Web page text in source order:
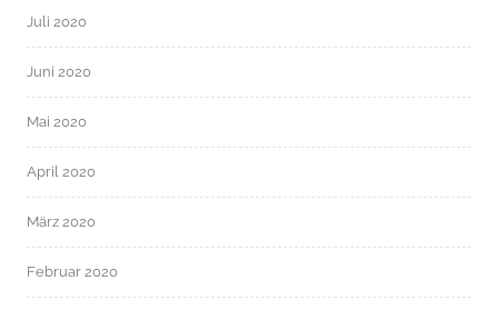
Juli 2020
Juni 2020
Mai 2020
April 2020
März 2020
Februar 2020